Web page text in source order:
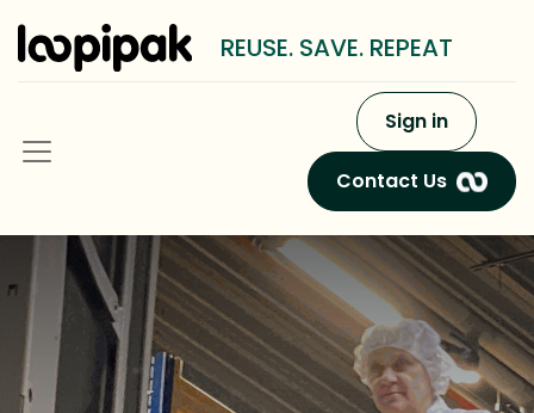
REUSE. SAVE. REPEAT
Sign in
Contact Us